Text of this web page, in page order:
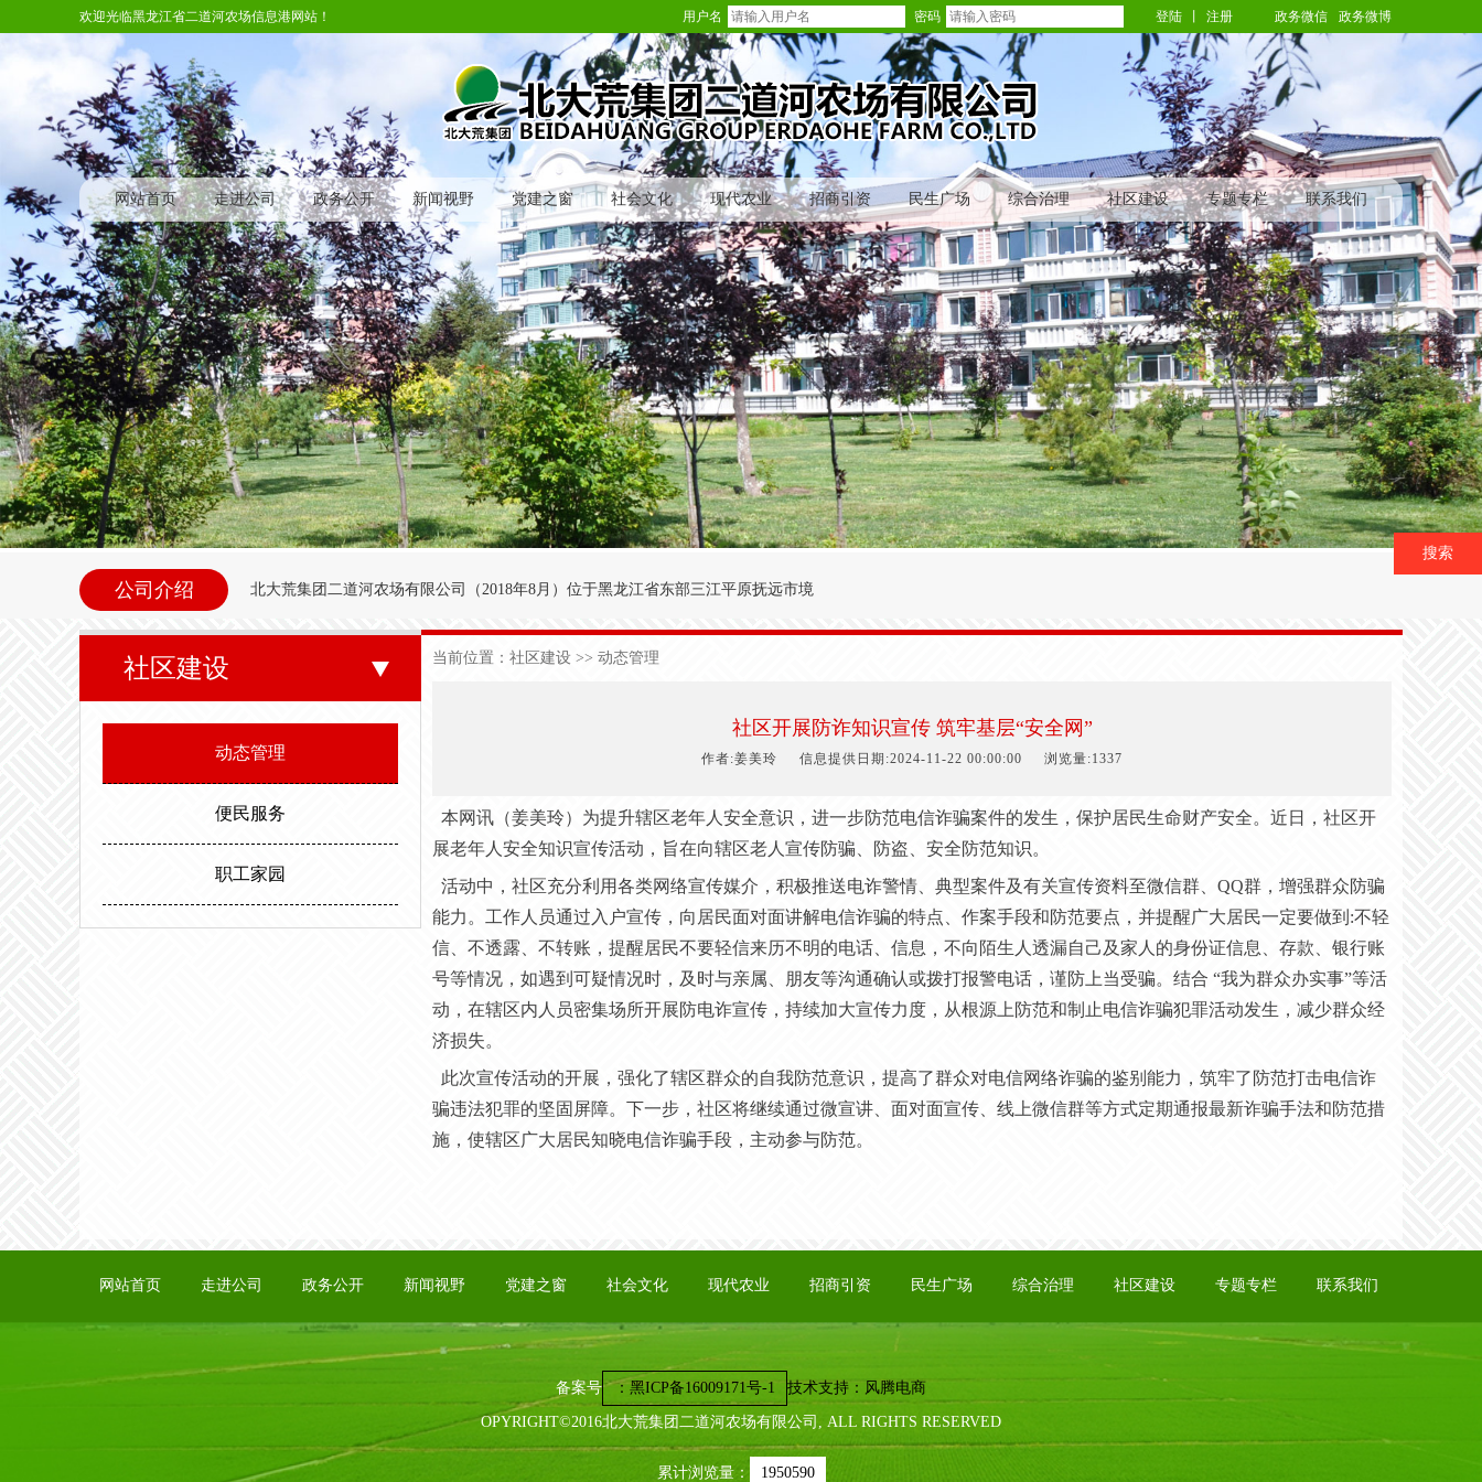
欢迎光临黑龙江省二道河农场信息港网站！ 用户名 密码 登陆 注册 政务微信 政务微博
网站首页 走进公司 政务公开 新闻视野 党建之窗 社会文化 现代农业 招商引资 民生广场 综合治理 社区建设 专题专栏 联系我们
公司介绍 北大荒集团二道河农场有限公司（ 2018年8月 ） 位于黑龙江省东部三江平原抚远市境
内别拉洪河下游西岸。地理坐标为北纬47°35′～47°50′，东经134°00′～134°25′之间。
东以别拉洪河、南以二道河与八五九农场为界；西与前锋农场接壤；北与前哨农场毗
邻。场内地势平坦，西北高东南低。属于中温湿润性季风气候，极端日最低气温-40.3
度，最高气温35.6度。年平均无霜期1 度，年降雨量590毫米。
社区建设
动态管理
便民服务
职工家园
当前位置： 社区建设 >> 动态管理
社区开展防诈知识宣传 筑牢基层“安全网”
作者:姜美玲 信息提供日期:2024-11-22 00:00:00 浏览量:1337
本网讯（姜美玲）为提升辖区老年人安全意识，进一步防范电信诈骗案件的发生，保护居民生命财产安全。近日，社区开
展老年人安全知识宣传活动，旨在向辖区老人宣传防骗、防盗、安全防范知识。
活动中，社区充分利用各类网络宣传媒介，积极推送电诈警情、典型案件及有关宣传资料至微信群、 QQ群，增强群众防骗
能力。工作人员通过入户宣传，向居民面对面讲解电信诈骗的特点、作案手段和防范要点，并提醒广大居民一定要做到:不轻
信、不透露、不转账，提醒居民不要轻信来历不明的电话、信息，不向陌生人透漏自己及家人的身份证信息、存款、银行账
号等情况，如遇到可疑情况时，及时与亲属、朋友等沟通确认或拨打报警电话，谨防上当受骗。结合 “我为群众办实事”等活
动，在辖区内人员密集场所开展防电诈宣传，持续加大宣传力度，从根源上防范和制止电信诈骗犯罪活动发生，减少群众经
济损失。
此次宣传活动的开展，强化了辖区群众的自我防范意识，提高了群众对电信网络诈骗的鉴别能力，筑牢了防范打击电信诈
骗违法犯罪的坚固屏障。下一步，社区将继续通过微宣讲、面对面宣传、线上微信群等方式定期通报最新诈骗手法和防范措
施，使辖区广大居民知晓电信诈骗手段，主动参与防范。
网站首页 走进公司 政务公开 新闻视野 党建之窗 社会文化 现代农业 招商引资 民生广场 综合治理 社区建设 专题专栏 联系我们
备案号 ：黑ICP备16009171号-1 技术支持：风腾电商
OPYRIGHT©2016北大荒集团二道河农场有限公司, ALL RIGHTS RESERVED
累计浏览量： 1950590
搜索